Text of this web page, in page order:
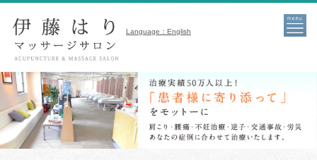
Language：English